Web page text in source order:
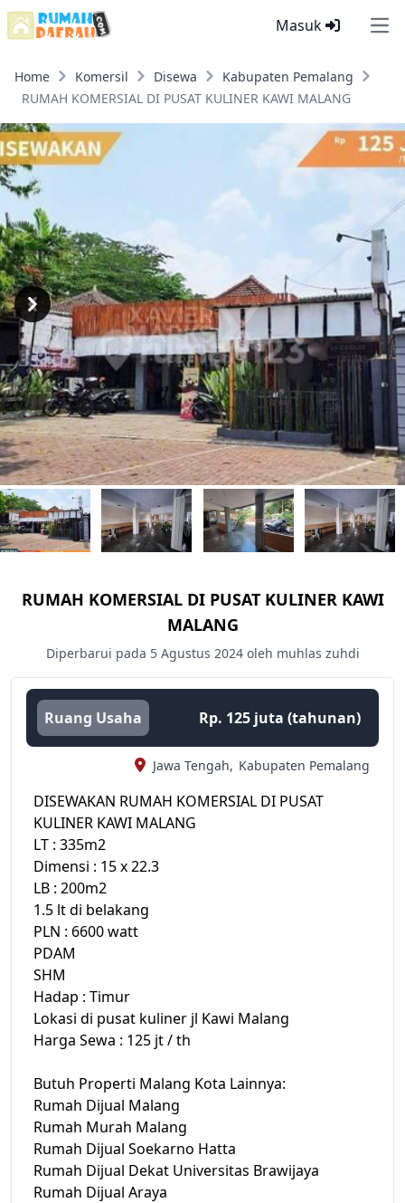
Masuk
Home Komersil Disewa
Kabupaten Pemalang
RUMAH KOMERSIAL DI PUSAT KULINER KAWI MALANG
Previous
Next
RUMAH KOMERSIAL DI PUSAT KULINER KAWI
MALANG
Diperbarui pada 5 Agustus 2024 oleh muhlas zuhdi
Ruang Usaha Rp. 125 juta (tahunan)
Jawa Tengah, Kabupaten Pemalang
DISEWAKAN RUMAH KOMERSIAL DI PUSAT
KULINER KAWI MALANG
LT : 335m2
Dimensi : 15 x 22.3
LB : 200m2
1.5 lt di belakang
PLN : 6600 watt
PDAM
SHM
Hadap : Timur
Lokasi di pusat kuliner jl Kawi Malang
Harga Sewa : 125 jt / th
Butuh Properti Malang Kota Lainnya:
Rumah Dijual Malang
Rumah Murah Malang
Rumah Dijual Soekarno Hatta
Rumah Dijual Dekat Universitas Brawijaya
Rumah Dijual Araya